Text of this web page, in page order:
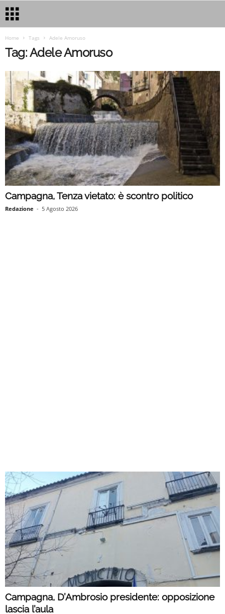
Home Tags Adele Amoruso
Tag: Adele Amoruso
Campagna, Tenza vietato: è scontro politico
Redazione - 5 Agosto 2026
Campagna, D’Ambrosio presidente: opposizione
lascia l’aula